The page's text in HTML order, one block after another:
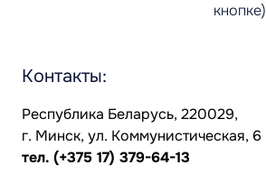
кнопке)
Контакты:
Республика Беларусь, 220029,
г. Минск, ул. Коммунистическая, 6
тел. (+375 17) 379-64-13